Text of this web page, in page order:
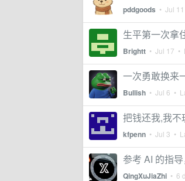
pddgoods • Jul 11
生平第一次拿
Brightt • Jul 17 •
一次勇敢换来
Bullish • Jul 6 •
把钱还我,我不
kfpenn • Jul 3 •
参考 AI 的指
QingXuJiaZhi • 6